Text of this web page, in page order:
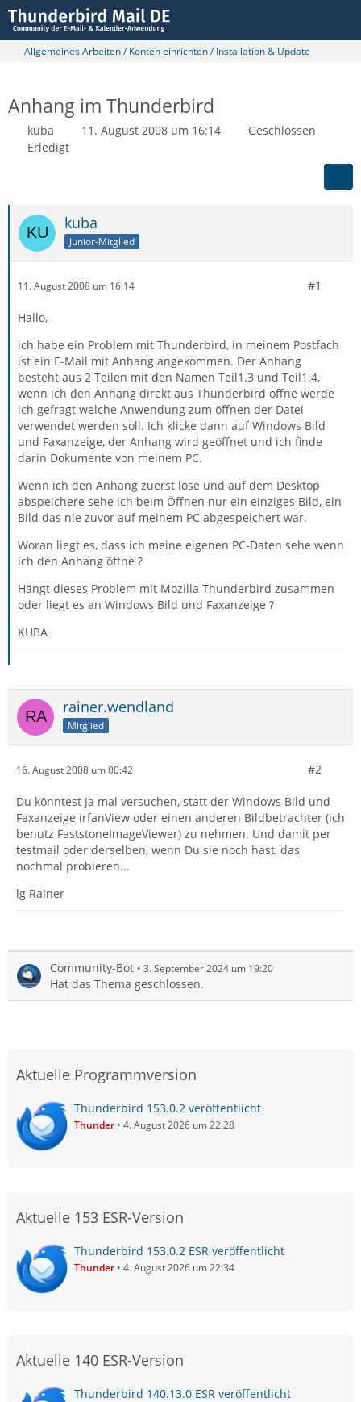
Allgemeines Arbeiten / Konten einrichten / Installation & Update
Anhang im Thunderbird
kuba 11. August 2008 um 16:14
Geschlossen
Erledigt
kuba
Junior-Mitglied
11. August 2008 um 16:14 #1
Hallo,
ich habe ein Problem mit Thunderbird, in meinem Postfach
ist ein E-Mail mit Anhang angekommen. Der Anhang
besteht aus 2 Teilen mit den Namen Teil1.3 und Teil1.4,
wenn ich den Anhang direkt aus Thunderbird öffne werde
ich gefragt welche Anwendung zum öffnen der Datei
verwendet werden soll. Ich klicke dann auf Windows Bild
und Faxanzeige, der Anhang wird geöffnet und ich finde
darin Dokumente von meinem PC.
Wenn ich den Anhang zuerst löse und auf dem Desktop
abspeichere sehe ich beim Öffnen nur ein einziges Bild, ein
Bild das nie zuvor auf meinem PC abgespeichert war.
Woran liegt es, dass ich meine eigenen PC-Daten sehe wenn
ich den Anhang öffne ?
Hängt dieses Problem mit Mozilla Thunderbird zusammen
oder liegt es an Windows Bild und Faxanzeige ?
KUBA
rainer.wendland
Mitglied
16. August 2008 um 00:42 #2
Du könntest ja mal versuchen, statt der Windows Bild und
Faxanzeige irfanView oder einen anderen Bildbetrachter (ich
benutz FaststoneImageViewer) zu nehmen. Und damit per
testmail oder derselben, wenn Du sie noch hast, das
nochmal probieren...
lg Rainer
Community-Bot 3. September 2024 um 19:20
Hat das Thema geschlossen.
Aktuelle Programmversion
Thunderbird 153.0.2 veröffentlicht
Thunder 4. August 2026 um 22:28
Aktuelle 153 ESR-Version
Thunderbird 153.0.2 ESR veröffentlicht
Thunder 4. August 2026 um 22:34
Aktuelle 140 ESR-Version
Thunderbird 140.13.0 ESR veröffentlicht